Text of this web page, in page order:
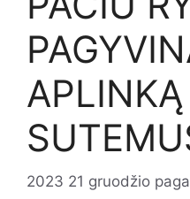
APLINKĄ
2023 21 gruodžio